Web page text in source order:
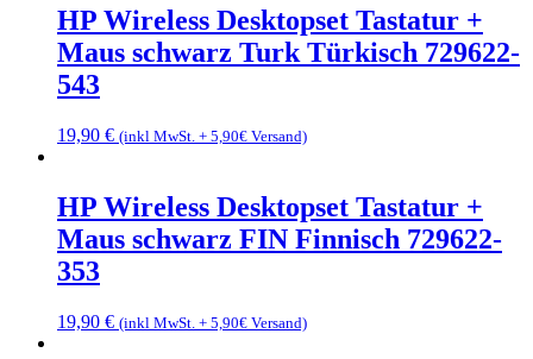
HP Wireless Desktopset Tastatur +
Maus schwarz Turk Türkisch 729622-
543
19,90 € (inkl MwSt. + 5,90€ Versand)
HP Wireless Desktopset Tastatur +
Maus schwarz FIN Finnisch 729622-
353
19,90 € (inkl MwSt. + 5,90€ Versand)